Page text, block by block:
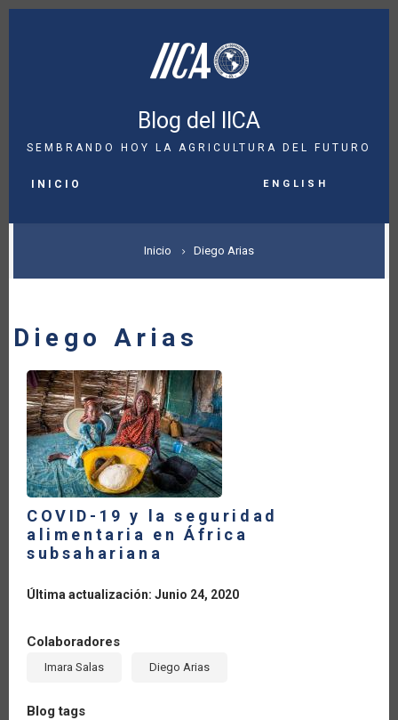
Pasar
Blog del IICA
SEMBRANDO HOY LA AGRICULTURA DEL FUTURO
NAVIGATION
INICIO English
SOBRESCRIBIR
ENLACES
AYUDA
LA
NAVEGACIÓN
Inicio Diego Arias
Diego Arias
COVID-19 y la seguridad
alimentaria en África
subsahariana
Última actualización: Junio 24, 2020
Colaboradores
Imara Salas Diego Arias
Blog tags